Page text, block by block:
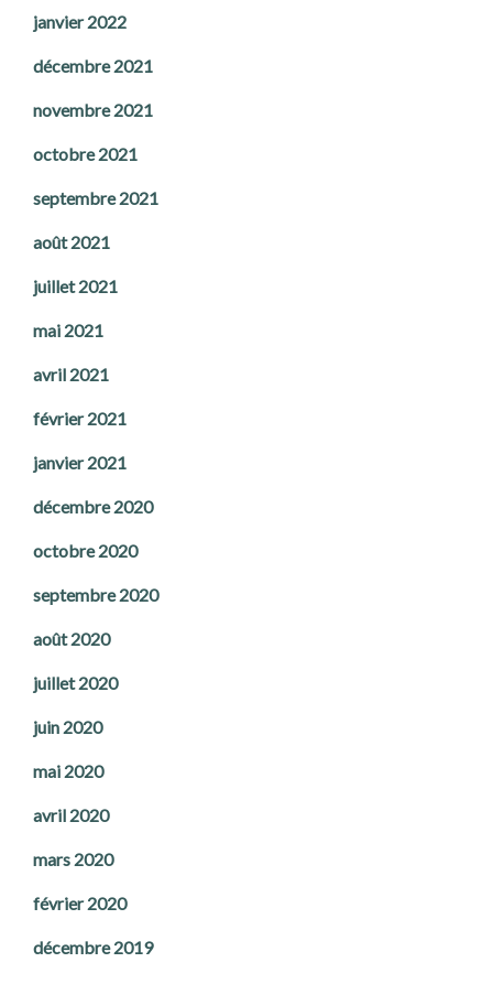
janvier 2022
décembre 2021
novembre 2021
octobre 2021
septembre 2021
août 2021
juillet 2021
mai 2021
avril 2021
février 2021
janvier 2021
décembre 2020
octobre 2020
septembre 2020
août 2020
juillet 2020
juin 2020
mai 2020
avril 2020
mars 2020
février 2020
décembre 2019